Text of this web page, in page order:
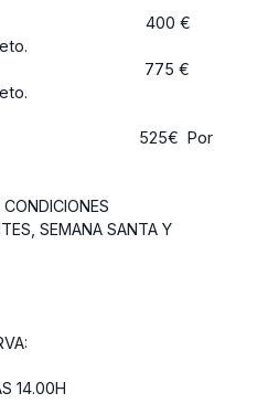
400 €
775 €
525€ Por
SEMANA SANTA Y
14.00H